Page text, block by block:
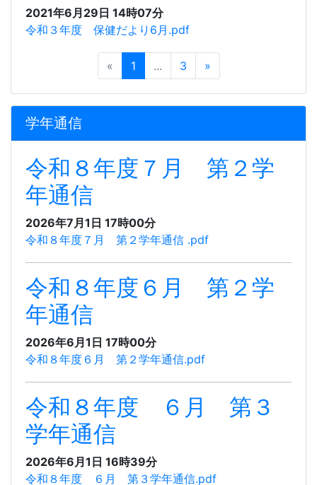
2021年6月29日 14時07分
令和３年度 保健だより6月.pdf
« 1 ... 3 »
学年通信
令和８年度７月 第２学
年通信
2026年7月1日 17時00分
令和８年度７月 第２学年通信 .pdf
令和８年度６月 第２学
年通信
2026年6月1日 17時00分
令和８年度６月 第２学年通信.pdf
令和８年度 ６月 第３
学年通信
2026年6月1日 16時39分
令和８年度 ６月 第３学年通信.pdf